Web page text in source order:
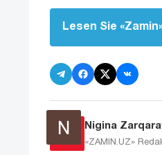
Lesen Sie
Nigina
«ZAMIN.UZ»